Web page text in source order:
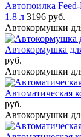
Автопоилка
1.8 л 3196 руб.
Автокормушки
Автокормушка
руб.
Автокормушки
Автоматическая
руб.
Автокормушки